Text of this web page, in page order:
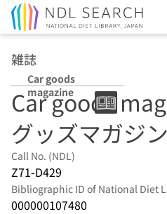
雑誌
Car goods
magazine
Car goods
グッズマガジン
Call No. (NDL)
Z71-D429
Bibliographic ID of National Diet
000000107480